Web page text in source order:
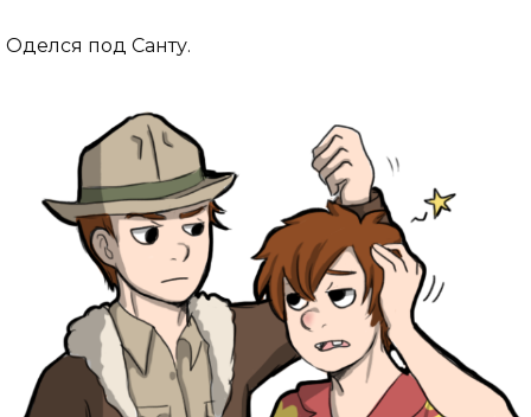
Оделся под Санту.